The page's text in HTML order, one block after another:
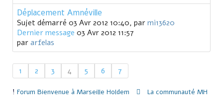
Déplacement Amnéville
Sujet démarré 03 Avr 2012 10:40, par mi13620
Dernier message 03 Avr 2012 11:57
par arfelas
1 2 3 4 5 6 7
Forum Bienvenue à Marseille Holdem La communauté MH